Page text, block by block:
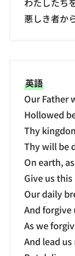
わたしたち
悪しき者か
英語
Our Father
Hollowed
Thy
Thy will be
On earth,
Give us this
Our daily
And forgive
As we
And lead